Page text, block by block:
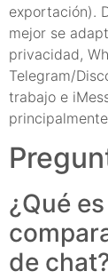
exportación).
mejor se
privacidad,
Telegram/
trabajo e
¿Qué
de